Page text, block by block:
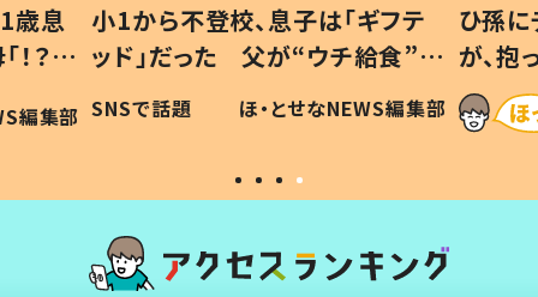
歳息
？」
編集部
小1から不登校、息子は「ギフテ
ッド」だった 父が“ウチ給食”を
作り続ける理由とは #令和の親
#令和の子
SNSで話題 ほ・とせなNEWS編集部
ひ孫
が、
「涙が
い」